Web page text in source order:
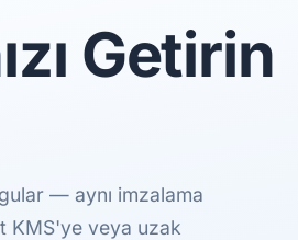
Getirin
— aynı imzalama
KMS'ye veya uzak